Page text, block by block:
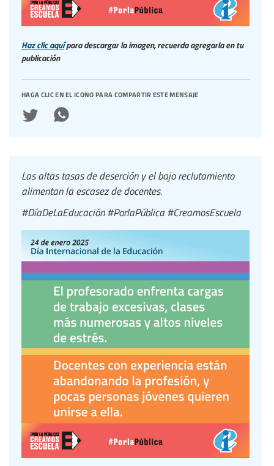
Haz clic aquípara descargar la imagen, recuerda agregarla en tu
publicación
haga clic en el icono para compartir este mensaje
Las altas tasas de deserción y el bajo reclutamiento
alimentan la escasez de docentes.
#DíaDeLaEducación #PorlaPública #CreamosEscuela